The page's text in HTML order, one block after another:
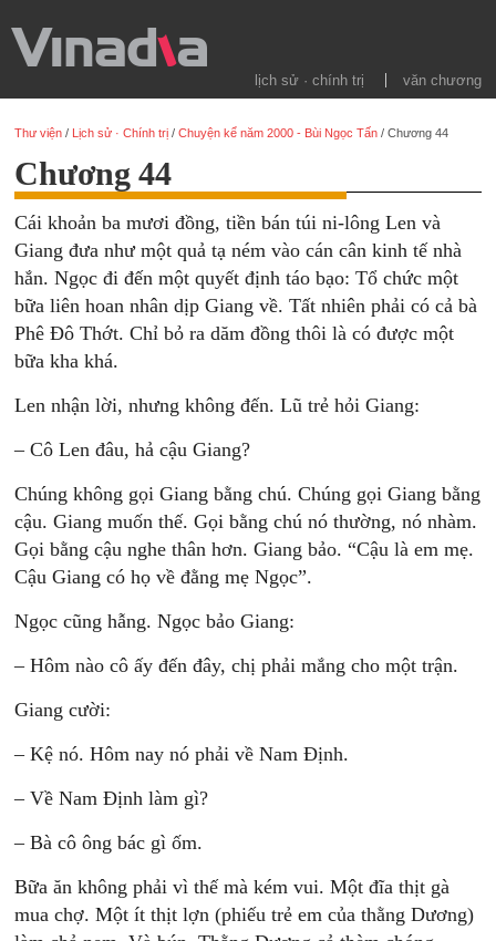
lịch sử · chính trị văn chương
Thư viện / Lịch sử · Chính trị /Chuyện kể năm 2000 - Bùi Ngọc Tấn /Chương 44
Chương 44
Cái khoản ba mươi đồng, tiền bán túi ni-lông Len và
Giang đưa như một quả tạ ném vào cán cân kinh tế nhà
hắn. Ngọc đi đến một quyết định táo bạo: Tổ chức một
bữa liên hoan nhân dịp Giang về. Tất nhiên phải có cả bà
Phê Đô Thớt. Chỉ bỏ ra dăm đồng thôi là có được một
bữa kha khá.
Len nhận lời, nhưng không đến. Lũ trẻ hỏi Giang:
– Cô Len đâu, hả cậu Giang?
Chúng không gọi Giang bằng chú. Chúng gọi Giang bằng
cậu. Giang muốn thế. Gọi bằng chú nó thường, nó nhàm.
Gọi bằng cậu nghe thân hơn. Giang bảo. “Cậu là em mẹ.
Cậu Giang có họ về đằng mẹ Ngọc”.
Ngọc cũng hẫng. Ngọc bảo Giang:
– Hôm nào cô ấy đến đây, chị phải mắng cho một trận.
Giang cười:
– Kệ nó. Hôm nay nó phải về Nam Định.
– Về Nam Định làm gì?
– Bà cô ông bác gì ốm.
Bữa ăn không phải vì thế mà kém vui. Một đĩa thịt gà
mua chợ. Một ít thịt lợn (phiếu trẻ em của thằng Dương)